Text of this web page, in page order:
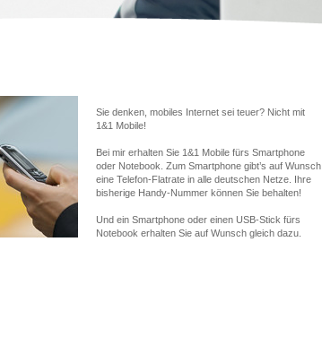
Sie denken, mobiles Internet sei teuer? Nicht mit
1&1 Mobile!
Bei mir erhalten Sie 1&1 Mobile fürs Smartphone
oder Notebook. Zum Smartphone gibt’s auf Wunsch
eine Telefon-Flatrate in alle deutschen Netze. Ihre
bisherige Handy-Nummer können Sie behalten!
Und ein Smartphone oder einen USB-Stick fürs
Notebook erhalten Sie auf Wunsch gleich dazu.